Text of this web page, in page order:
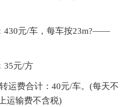
430元/车，每车按23m?——
35元/方
运费合计：40元/车。(每天不
运输费不含税)